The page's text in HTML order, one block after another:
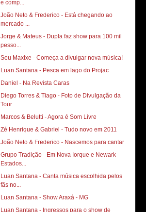
e comp...
João Neto & Frederico - Está chegando ao
mercado ...
Jorge & Mateus - Dupla faz show para 100 mil
pesso...
Seu Maxixe - Começa a divulgar nova música!
Luan Santana - Pesca em lago do Projac
Daniel - Na Revista Caras
Diego Torres & Tiago‏ - Foto de Divulgação da
Tour...
Marcos & Belutti - Agora é Som Livre
Zé Henrique & Gabriel - Tudo novo em 2011
João Neto & Frederico - Nascemos para cantar
Grupo Tradição - Em Nova Iorque e Newark -
Estados...
Luan Santana - Canta música escolhida pelos
fãs no...
Luan Santana - Show Araxá - MG
Luan Santana - Ingressos para o show de